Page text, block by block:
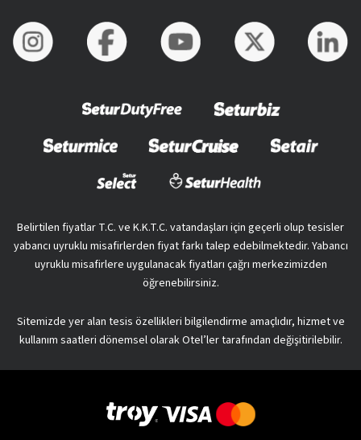
Belirtilen fiyatlar T.C. ve K.K.T.C. vatandaşları için geçerli olup tesisler
yabancı uyruklu misafirlerden fiyat farkı talep edebilmektedir. Yabancı
uyruklu misafirlere uygulanacak fiyatları çağrı merkezimizden
öğrenebilirsiniz.
Sitemizde yer alan tesis özellikleri bilgilendirme amaçlıdır, hizmet ve
kullanım saatleri dönemsel olarak Otel’ler tarafından değişitirilebilir.